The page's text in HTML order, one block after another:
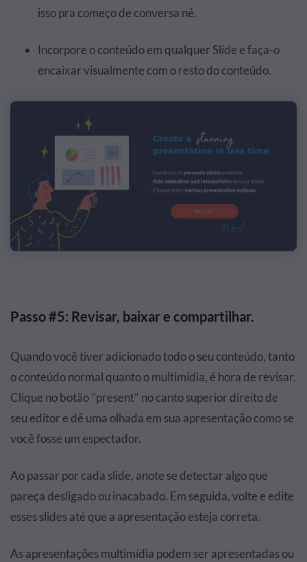
isso pra começo de conversa né.
Incorpore o conteúdo em qualquer Slide e faça-o
encaixar visualmente com o resto do conteúdo.
Passo #5: Revisar, baixar e compartilhar.
Quando você tiver adicionado todo o seu conteúdo, tanto
o conteúdo normal quanto o multimídia, é hora de revisar.
Clique no botão "present" no canto superior direito de
seu editor e dê uma olhada em sua apresentação como se
você fosse um espectador.
Ao passar por cada slide, anote se detectar algo que
pareça desligado ou inacabado. Em seguida, volte e edite
esses slides até que a apresentação esteja correta.
As apresentações multimídia podem ser apresentadas ou